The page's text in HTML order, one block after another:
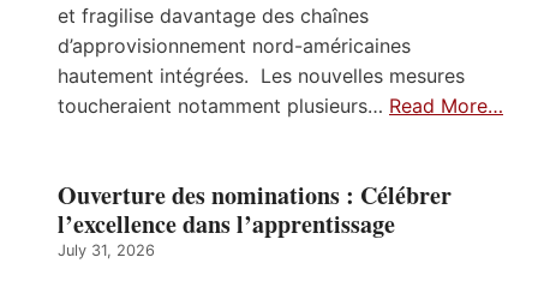
et fragilise davantage des chaînes
d’approvisionnement nord-américaines
hautement intégrées. Les nouvelles mesures
toucheraient notamment plusieurs… Read More…
Ouverture des nominations : Célébrer
l’excellence dans l’apprentissage
July 31, 2026